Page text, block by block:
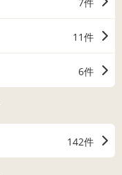
11件
6件
142件